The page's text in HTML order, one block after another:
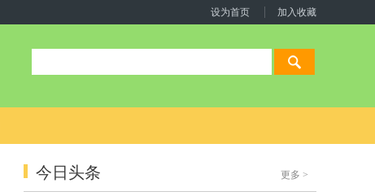
设为首页 加入收藏
今日头条 更多 >